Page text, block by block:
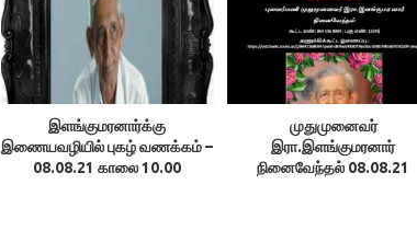
இளங்குமரனார்க்கு
இணையவழியில் புகழ் வணக்கம் –
08.08.21 காலை 10.00
முதுமுனைவர்
இரா.இளங்குமரனார்
நினைவேந்தல் 08.08.21